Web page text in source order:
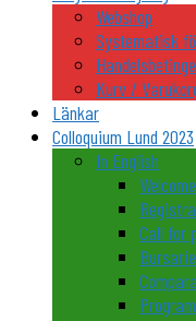
Webshop
Systematisk
Kurv /
Länkar
Colloquium Lund 2023
In English
Call for